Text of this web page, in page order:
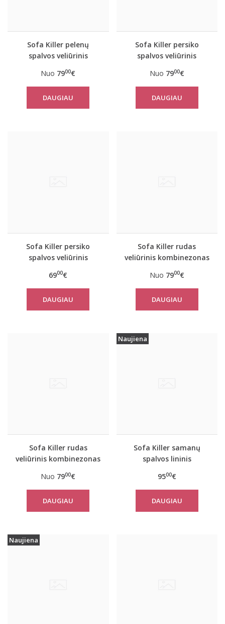
Sofa Killer pelenų
spalvos veliūrinis
Nuo 7900€
DAUGIAU
Sofa Killer persiko
spalvos veliūrinis
Nuo 7900€
DAUGIAU
Sofa Killer persiko
spalvos veliūrinis
6900€
DAUGIAU
Sofa Killer rudas
veliūrinis kombinezonas
Nuo 7900€
DAUGIAU
Sofa Killer rudas
veliūrinis kombinezonas
Nuo 7900€
DAUGIAU
Naujiena
Sofa Killer samanų
spalvos lininis
9500€
DAUGIAU
Naujiena